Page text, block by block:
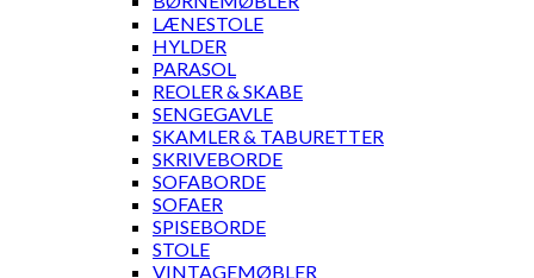
LÆNESTOLE
HYLDER
PARASOL
REOLER & SKABE
SENGEGAVLE
SKAMLER & TABURETTER
SKRIVEBORDE
SOFABORDE
SOFAER
SPISEBORDE
STOLE
VINTAGEMØBLER